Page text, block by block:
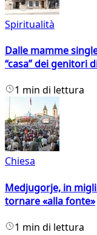
Spiritualità
Dalle mamme
“casa” dei genitori
1 min di lettura
Chiesa
Medjugorje, in
tornare «alla fonte»
1 min di lettura